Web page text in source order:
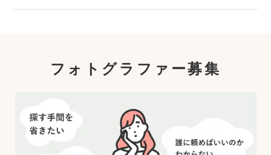
フォトグラファー募集